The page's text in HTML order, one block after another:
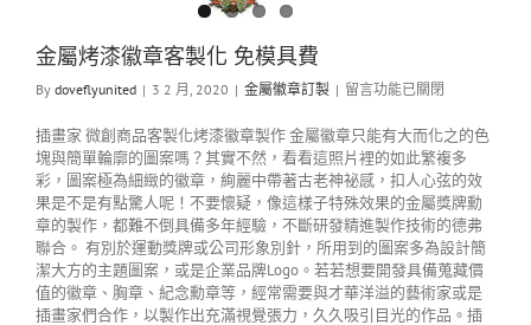
金屬烤漆徽章客製化 免模具費
By doveflyunited | 3 2 月, 2020 | 金屬徽章訂製 | 留言功能已關閉
插畫家 微創商品客製化烤漆徽章製作 金屬徽章只能有大而化之的色
塊與簡單輪廓的圖案嗎？其實不然，看看這照片裡的如此繁複多
彩，圖案極為細緻的徽章，絢麗中帶著古老神祕感，扣人心弦的效
果是不是有點驚人呢！不要懷疑，像這樣子特殊效果的金屬獎牌勳
章的製作，都難不倒具備多年經驗，不斷研發精進製作技術的德弗
聯合。 有別於運動獎牌或公司形象別針，所用到的圖案多為設計簡
潔大方的主題圖案，或是企業品牌Logo。若若想要開發具備蒐藏價
值的徽章、胸章、紀念勳章等，經常需要與才華洋溢的藝術家或是
插畫家們合作，以製作出充滿視覺張力，久久吸引目光的作品。插